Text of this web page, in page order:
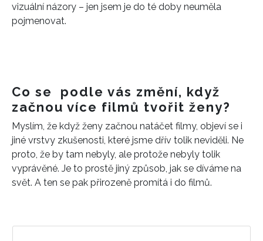
vizuální názory – jen jsem je do té doby neuměla
pojmenovat.
Co se podle vás změní, když
začnou více filmů tvořit ženy?
Myslím, že když ženy začnou natáčet filmy, objeví se i
jiné vrstvy zkušenosti, které jsme dřív tolik neviděli. Ne
proto, že by tam nebyly, ale protože nebyly tolik
vyprávěné. Je to prostě jiný způsob, jak se díváme na
svět. A ten se pak přirozeně promítá i do filmů.